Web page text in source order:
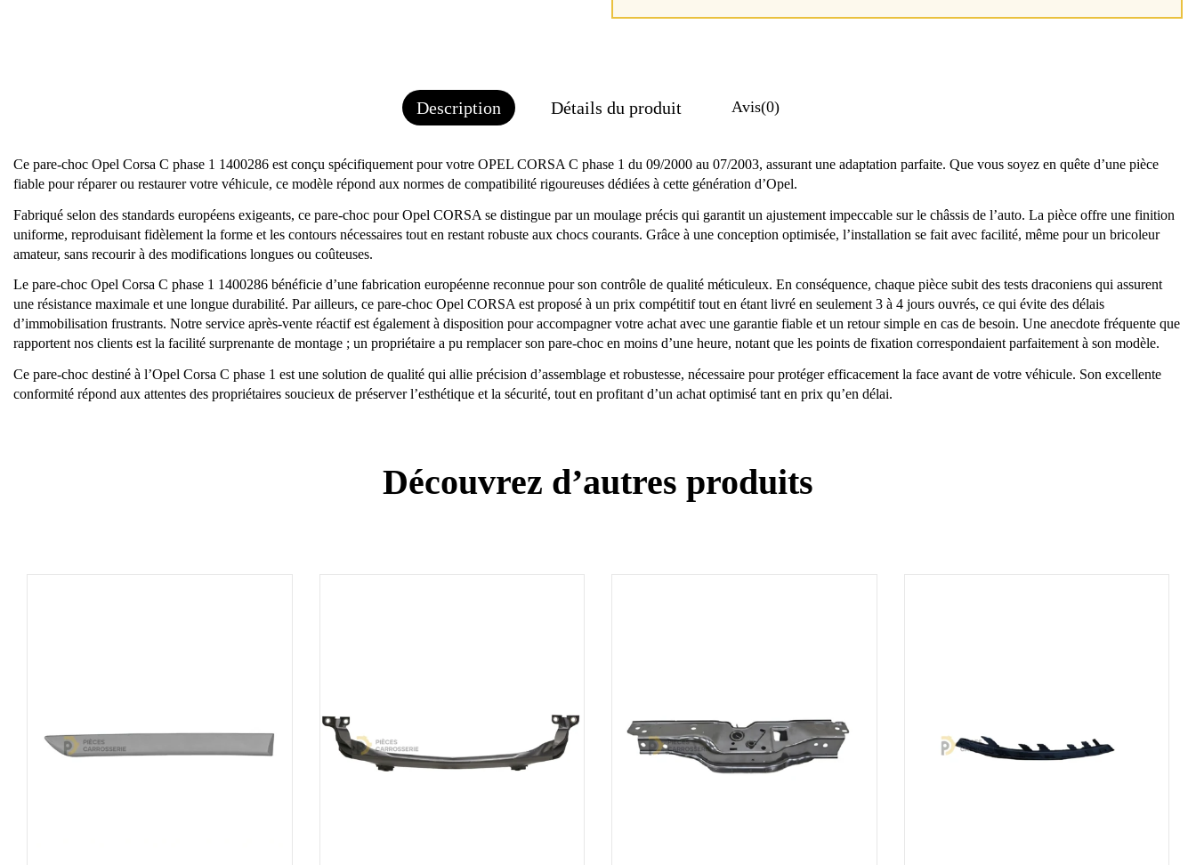
Description Détails du produit Avis(0)
Ce pare-choc Opel Corsa C phase 1 1400286 est conçu spécifiquement pour votre OPEL CORSA C phase 1 du 09/2000 au 07/2003, assurant une adaptation parfaite. Que vous soyez en quête d’une pièce
fiable pour réparer ou restaurer votre véhicule, ce modèle répond aux normes de compatibilité rigoureuses dédiées à cette génération d’Opel.
Fabriqué selon des standards européens exigeants, ce pare-choc pour Opel CORSA se distingue par un moulage précis qui garantit un ajustement impeccable sur le châssis de l’auto. La pièce offre une finition
uniforme, reproduisant fidèlement la forme et les contours nécessaires tout en restant robuste aux chocs courants. Grâce à une conception optimisée, l’installation se fait avec facilité, même pour un bricoleur
amateur, sans recourir à des modifications longues ou coûteuses.
Le pare-choc Opel Corsa C phase 1 1400286 bénéficie d’une fabrication européenne reconnue pour son contrôle de qualité méticuleux. En conséquence, chaque pièce subit des tests draconiens qui assurent
une résistance maximale et une longue durabilité. Par ailleurs, ce pare-choc Opel CORSA est proposé à un prix compétitif tout en étant livré en seulement 3 à 4 jours ouvrés, ce qui évite des délais
d’immobilisation frustrants. Notre service après-vente réactif est également à disposition pour accompagner votre achat avec une garantie fiable et un retour simple en cas de besoin. Une anecdote fréquente que
rapportent nos clients est la facilité surprenante de montage ; un propriétaire a pu remplacer son pare-choc en moins d’une heure, notant que les points de fixation correspondaient parfaitement à son modèle.
Ce pare-choc destiné à l’Opel Corsa C phase 1 est une solution de qualité qui allie précision d’assemblage et robustesse, nécessaire pour protéger efficacement la face avant de votre véhicule. Son excellente
conformité répond aux attentes des propriétaires soucieux de préserver l’esthétique et la sécurité, tout en profitant d’un achat optimisé tant en prix qu’en délai.
Découvrez d’autres produits